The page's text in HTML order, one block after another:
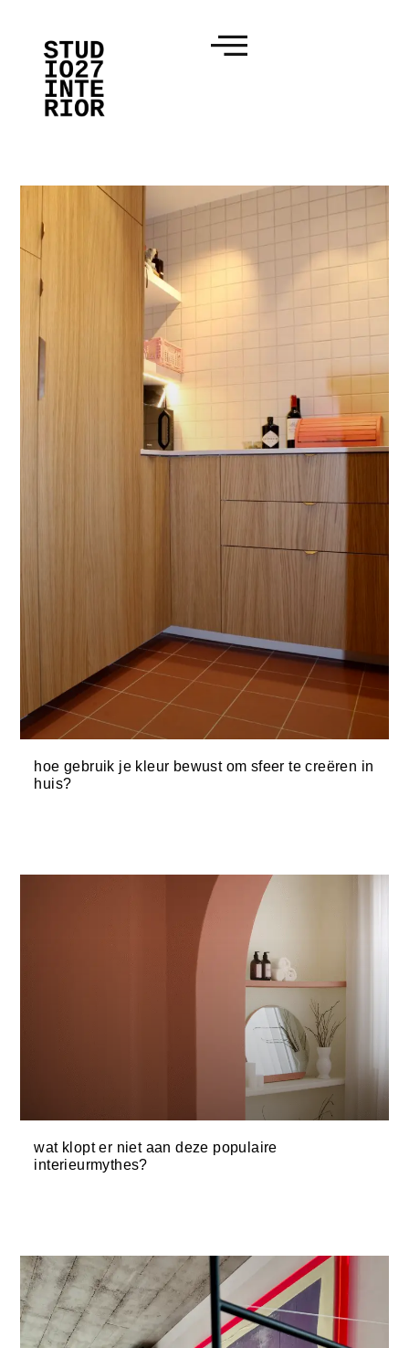
hoe gebruik je kleur bewust om sfeer te creëren in
huis?
wat klopt er niet aan deze populaire
interieurmythes?